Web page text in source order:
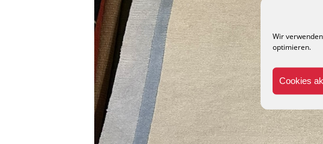
Wir
optimieren.
Cookies